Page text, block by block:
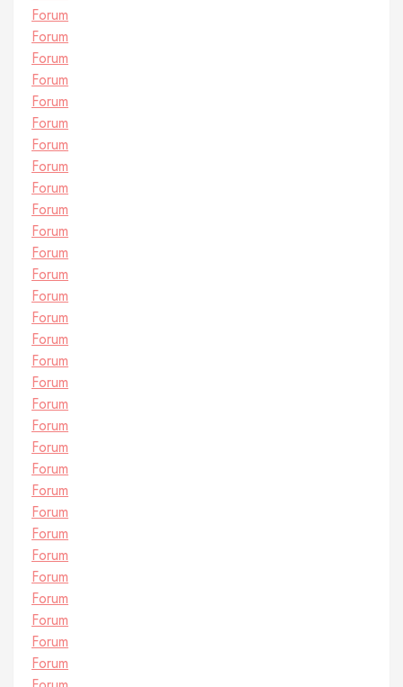
Forum
Forum
Forum
Forum
Forum
Forum
Forum
Forum
Forum
Forum
Forum
Forum
Forum
Forum
Forum
Forum
Forum
Forum
Forum
Forum
Forum
Forum
Forum
Forum
Forum
Forum
Forum
Forum
Forum
Forum
Forum